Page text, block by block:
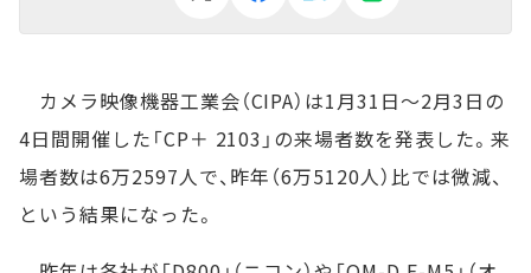
カメラ映像機器工業会（CIPA）は1月31日～2月3日の
4日間開催した「CP＋ 2103」の来場者数を発表した。来
場者数は6万2597人で、昨年（6万5120人）比では微減、
という結果になった。